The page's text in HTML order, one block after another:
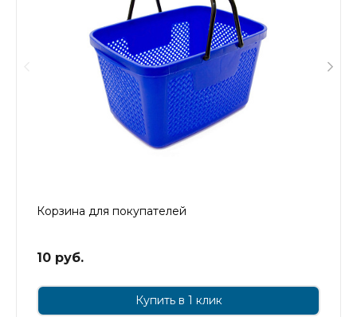
Корзина для покупателей
10 руб.
Купить в 1 клик